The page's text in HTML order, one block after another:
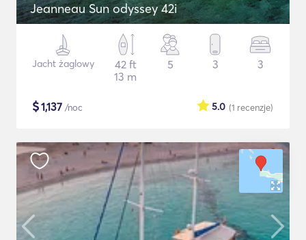
Jeanneau Sun odyssey 42i
Jacht żaglowy
42 ft
13 m
5 3 3
$1,137 /noc (1 recenzje)
5.0